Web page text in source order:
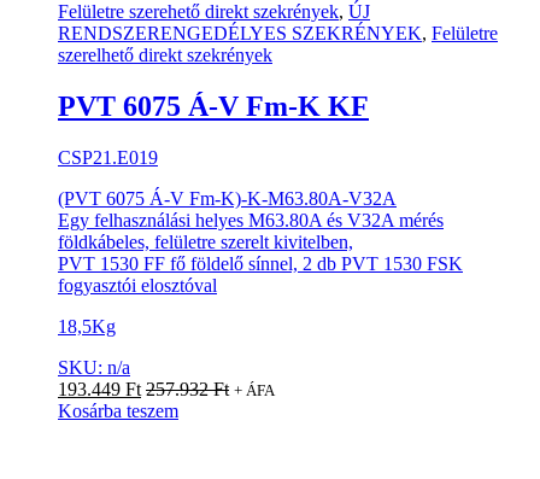
Felületre szerehető direkt szekrények, ÚJ
RENDSZERENGEDÉLYES SZEKRÉNYEK, Felületre
szerelhető direkt szekrények
PVT 6075 Á-V Fm-K KF
CSP21.E019
(PVT 6075 Á-V Fm-K)-K-M63.80A-V32A
Egy felhasználási helyes M63.80A és V32A mérés
földkábeles, felületre szerelt kivitelben,
PVT 1530 FF fő földelő sínnel, 2 db PVT 1530 FSK
fogyasztói elosztóval
18,5Kg
SKU: n/a
193.449 Ft 257.932Ft + ÁFA
Kosárba teszem